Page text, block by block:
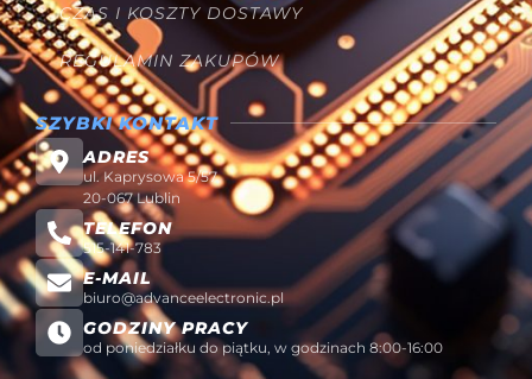
CZAS I KOSZTY DOSTAWY
REGULAMIN ZAKUPÓW
SZYBKI KONTAKT
ADRES
ul. Kaprysowa 5/57
20-067 Lublin
TELEFON
515-141-783
E-MAIL
biuro@advanceelectronic.pl
GODZINY PRACY
od poniedziałku do piątku, w godzinach 8:00-16:00